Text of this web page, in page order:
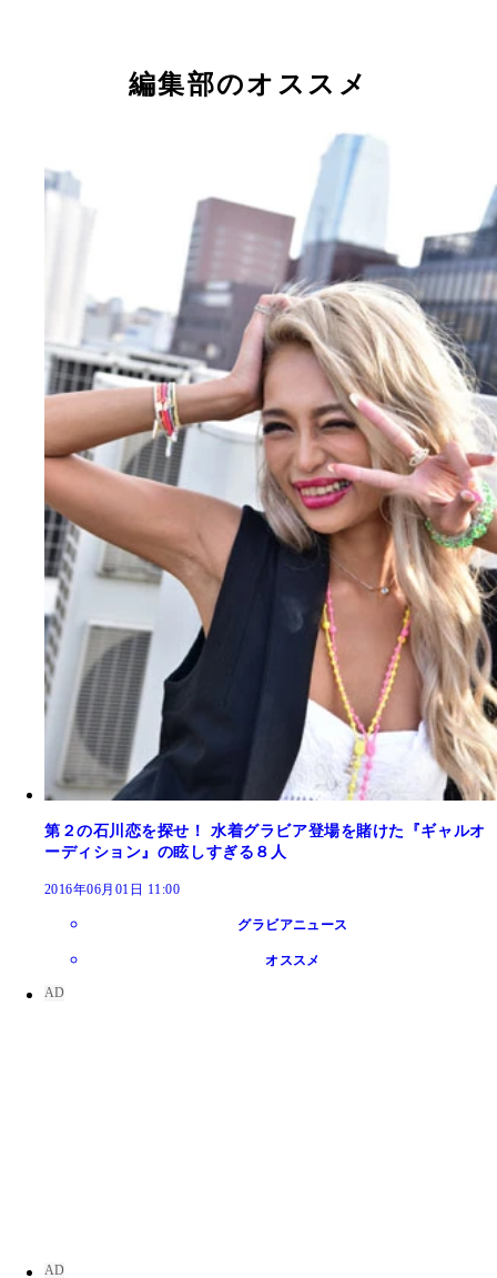
編集部のオススメ
第２の石川恋を探せ！ 水着グラビア登場を賭けた『ギャルオ
ーディション』の眩しすぎる８人
2016年06月01日 11:00
グラビアニュース
オススメ